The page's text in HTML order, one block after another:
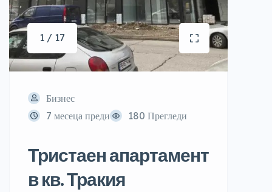
1 / 17
Бизнес
7 месеца преди
180 Прегледи
Тристаен апартамент
в кв. Тракия